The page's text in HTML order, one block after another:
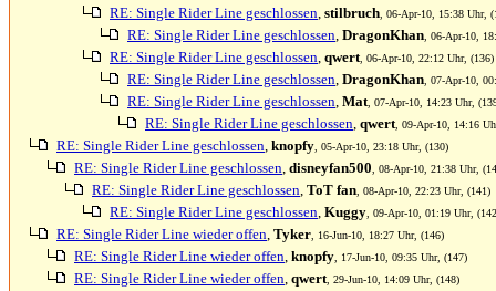
RE: Single Rider Line geschlossen, stilbruch , 06-Apr-10, 15:38 Uhr,
RE: Single Rider Line geschlossen, DragonKhan , 06-Apr-10,
RE: Single Rider Line geschlossen, qwert , 06-Apr-10, 22:12 Uhr, (136)
RE: Single Rider Line geschlossen, DragonKhan , 07-Apr-10,
RE: Single Rider Line geschlossen, Mat , 07-Apr-10, 14:23 Uhr,
RE: Single Rider Line geschlossen, qwert , 09-Apr-10, 14:16
RE: Single Rider Line geschlossen, knopfy , 05-Apr-10, 23:18 Uhr, (130)
RE: Single Rider Line geschlossen, disneyfan500 , 08-Apr-10, 21:38 Uhr,
RE: Single Rider Line geschlossen, ToT fan , 08-Apr-10, 22:23 Uhr, (141)
RE: Single Rider Line geschlossen, Kuggy , 09-Apr-10, 01:19 Uhr,
RE: Single Rider Line wieder offen, Tyker , 16-Jun-10, 18:27 Uhr, (146)
RE: Single Rider Line wieder offen, knopfy , 17-Jun-10, 09:35 Uhr, (147)
RE: Single Rider Line wieder offen, qwert , 29-Jun-10, 14:09 Uhr, (148)